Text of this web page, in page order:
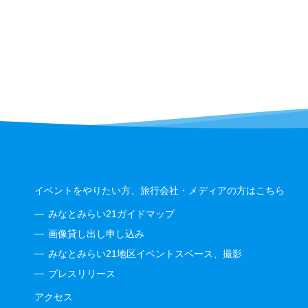
イベントをやりたい方、旅行会社・メディアの方はこちら
みなとみらい21ガイドマップ
画像貸し出し申し込み
みなとみらい21地区イベントスペース、撮影
プレスリリース
アクセス